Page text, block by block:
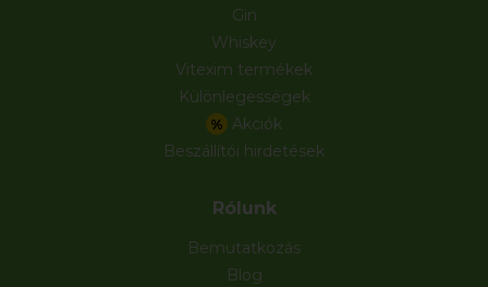
Gin
Whiskey
Vitexim termékek
Különlegességek
% Akciók
Beszállítói hirdetések
Rólunk
Bemutatkozás
Blog